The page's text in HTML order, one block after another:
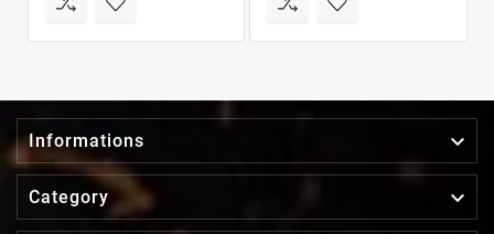
Informations 
Category 